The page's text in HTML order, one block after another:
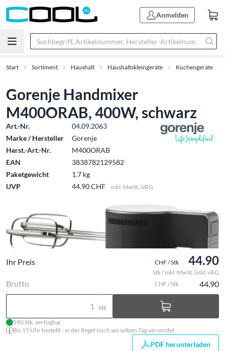
Anmelden
Start Sortiment Haushalt Haushaltskleingeräte Küchengeräte
Gorenje Handmixer
M400ORAB, 400W, schwarz
Art.-Nr.
04.09.2063
Marke / Hersteller
Gorenje
Herst.-Art.-Nr.
M400ORAB
EAN
3838782129582
Paketgewicht
1.7 kg
UVP
44.90 CHF inkl. MwSt./vRG
Ihr Preis CHF / Stk 44.90
Stk / inkl. MwSt./inkl. vRG
Brutto CHF / Stk 44.90
Stk
590 Stk. verfügbar
Bis 15 Uhr bestellt - in der Regel noch am selben Tag versendet
PDF herunterladen